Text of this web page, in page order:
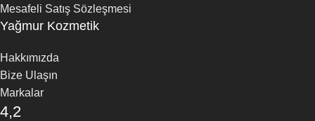
Mesafeli Satış Sözleşmesi
Yağmur Kozmetik
Hakkımızda
Bize Ulaşın
Markalar
4,2